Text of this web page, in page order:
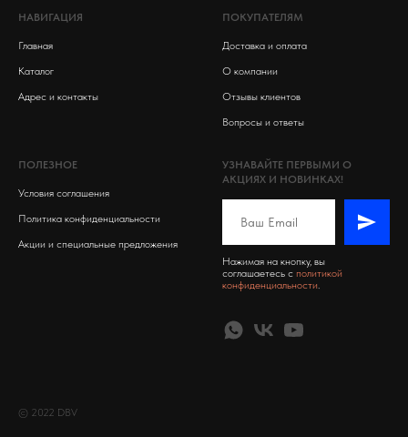
НАВИГАЦИЯ
Главная
Каталог
Адрес и контакты
ПОКУПАТЕЛЯМ
Доставка и оплата
О компании
Отзывы клиентов
Вопросы и ответы
ПОЛЕЗНОЕ
Условия соглашения
Политика конфиденциальности
Акции и специальные предложения
УЗНАВАЙТЕ ПЕРВЫМИ О
АКЦИЯХ И НОВИНКАХ!
Нажимая на кнопку, вы
соглашаетесь c политикой
конфиденциальности.
© 2022 DBV